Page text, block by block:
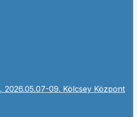
2026.05.07-09. Kölcsey Központ